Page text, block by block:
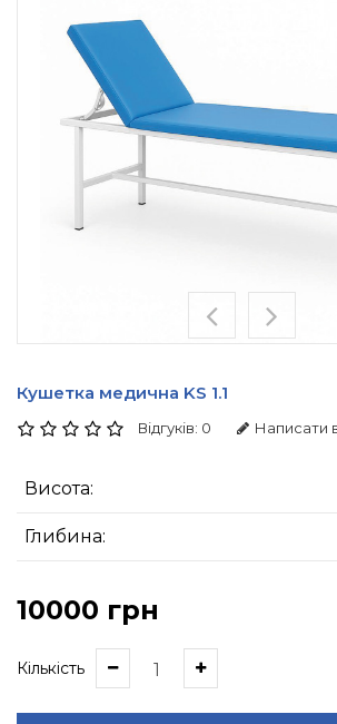
Кушетка медична KS 1.1
Відгуків: 0 Написати
Висота:
Глибина:
10000 грн
Кількість